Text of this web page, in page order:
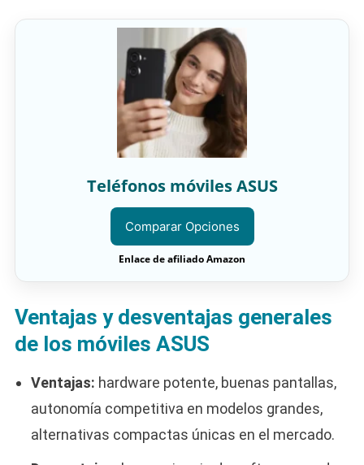
Teléfonos móviles ASUS
Comparar Opciones
Enlace de afiliado Amazon
Ventajas y desventajas generales
de los móviles ASUS
Ventajas: hardware potente, buenas pantallas,
autonomía competitiva en modelos grandes,
alternativas compactas únicas en el mercado.